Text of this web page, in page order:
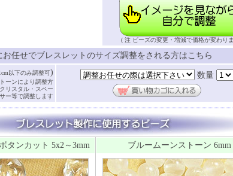
( 注 ビーズの変更・増減で価格が変わり
お任せでブレスレットのサイズ調整をされる方はこちら
以下のみ調整可)
ーンにより調整方
リスタル・スペー
サー等で調整します
数量
タンカット 5x2～3mm ブルームーンストーン 6mm